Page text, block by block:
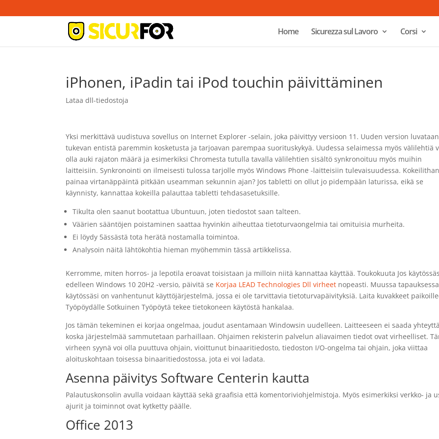
Home Sicurezza sul Lavoro Corsi
iPhonen, iPadin tai iPod touchin päivittäminen
Lataa dll-tiedostoja
Yksi merkittävä uudistuva sovellus on Internet Explorer -selain, joka päivittyy versioon 11. Uuden version luvataan
tukevan entistä paremmin kosketusta ja tarjoavan parempaa suorituskykyä. Uudessa selaimessa myös välilehtiä
olla auki rajaton määrä ja esimerkiksi Chromesta tutulla tavalla välilehtien sisältö synkronoituu myös muihin
laitteisiin. Synkronointi on ilmeisesti tulossa tarjolle myös Windows Phone -laitteisiin tulevaisuudessa. Kokeilithan
painaa virtanäppäintä pitkään useamman sekunnin ajan? Jos tabletti on ollut jo pidempään laturissa, eikä se
käynnisty, kannattaa kokeilla palauttaa tabletti tehdasasetuksille.
Tikulta olen saanut bootattua Ubuntuun, joten tiedostot saan talteen.
Väärien sääntöjen poistaminen saattaa hyvinkin aiheuttaa tietoturvaongelmia tai omituisia murheita.
Ei löydy 5ässästä tota herätä nostamalla toimintoa.
Analysoin näitä lähtökohtia hieman myöhemmin tässä artikkelissa.
Kerromme, miten horros- ja lepotila eroavat toisistaan ja milloin niitä kannattaa käyttää. Toukokuuta Jos
edelleen Windows 10 20H2 -versio, päivitä se Korjaa LEAD Technologies Dll virheet nopeasti. Muussa tapauksessa
käytössäsi on vanhentunut käyttöjärjestelmä, jossa ei ole tarvittavia tietoturvapäivityksiä. Laita kuvakkeet
Työpöydälle Sotkuinen Työpöytä tekee tietokoneen käytöstä hankalaa.
Jos tämän tekeminen ei korjaa ongelmaa, joudut asentamaan Windowsin uudelleen. Laitteeseen ei saada
koska järjestelmää sammutetaan parhaillaan. Ohjaimen rekisterin palvelun aliavaimen tiedot ovat virheelliset.
virheen syynä voi olla puuttuva ohjain, vioittunut binaaritiedosto, tiedoston I/O-ongelma tai ohjain, joka viittaa
aloituskohtaan toisessa binaaritiedostossa, jota ei voi ladata.
Asenna päivitys Software Centerin kautta
Palautuskonsolin avulla voidaan käyttää sekä graafisia että komentoriviohjelmistoja. Myös esimerkiksi verkko- ja
ajurit ja toiminnot ovat kytketty päälle.
Office 2013